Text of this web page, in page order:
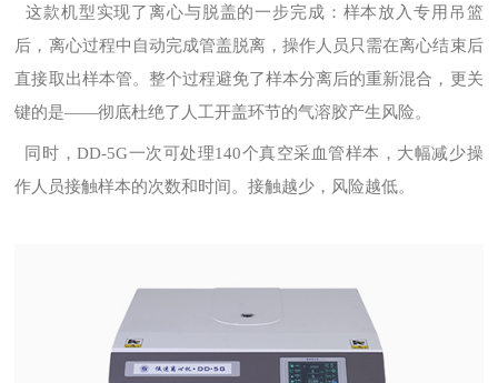
这款机型实现了离心与脱盖的一步完成：样本放入专用吊篮
后，离心过程中自动完成管盖脱离，操作人员只需在离心结束后
直接取出样本管。整个过程避免了样本分离后的重新混合，更关
键的是——彻底杜绝了人工开盖环节的气溶胶产生风险。
同时，DD-5G一次可处理140个真空采血管样本，大幅减少操
作人员接触样本的次数和时间。接触越少，风险越低。